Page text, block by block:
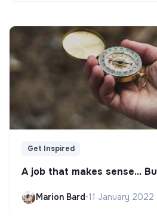
Get Inspired
A job that makes sense...
Marion Bard•11 January 2022